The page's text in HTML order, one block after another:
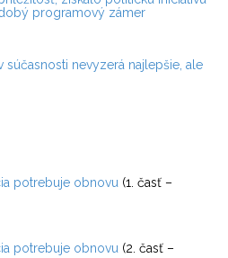
programový zámer
súčasnosti nevyzerá najlepšie, ale
potrebuje obnovu (1. časť –
potrebuje obnovu (2. časť –